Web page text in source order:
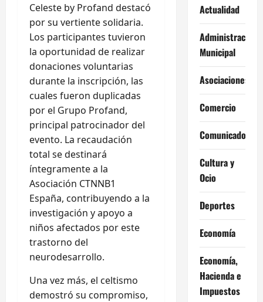
Celeste by Profand destacó
por su vertiente solidaria.
Los participantes tuvieron
la oportunidad de realizar
donaciones voluntarias
durante la inscripción, las
cuales fueron duplicadas
por el Grupo Profand,
principal patrocinador del
evento. La recaudación
total se destinará
íntegramente a la
Asociación CTNNB1
España, contribuyendo a la
investigación y apoyo a
niños afectados por este
trastorno del
neurodesarrollo.
Una vez más, el celtismo
demostró su compromiso,
Actualidad
Administración
Municipal
Asociaciones
Comercio
Comunicados
Cultura y
Ocio
Deportes
Economía
Economía,
Hacienda e
Impuestos